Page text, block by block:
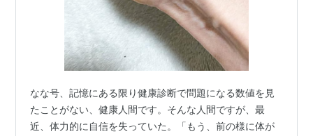
なな号、記憶にある限り健康診断で問題になる数値を見
たことがない、健康人間です。そんな人間ですが、最
近、体力的に自信を失っていた。「もう、前の様に体が